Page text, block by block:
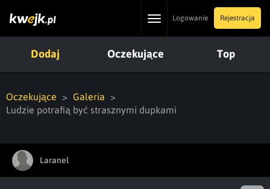
ToggleLogowanie Rejestracja
Dodaj Oczekujące Top
Oczekujące
Galeria
Ludzie potrafią być strasznymi dupkami
Laranel